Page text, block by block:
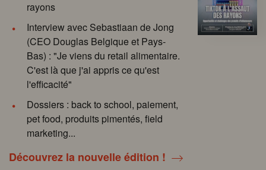
rayons
Interview avec Sebastiaan de Jong
(CEO Douglas Belgique et Pays-
Bas) : "Je viens du retail alimentaire.
C'est là que j'ai appris ce qu'est
l'efficacité"
Dossiers : back to school, paiement,
pet food, produits pimentés, field
marketing...
Découvrez la nouvelle édition !